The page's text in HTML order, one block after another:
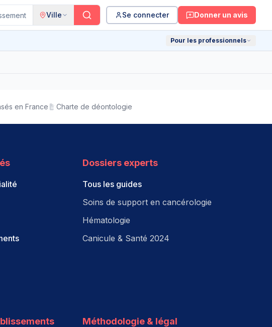
Ville Se connecter Donner un avis
Pour les professionnels
en France Charte de déontologie
Dossiers experts
Tous les guides
Soins de support en cancérologie
Hématologie
Canicule & Santé 2024
Méthodologie & légal